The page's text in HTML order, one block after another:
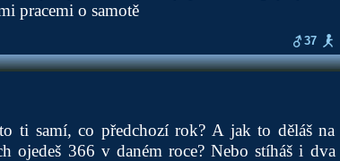
pracemi o samotě
37
ti samí, co předchozí rok? A jak to děláš na
ojedeš 366 v daném roce? Nebo stíháš i dva